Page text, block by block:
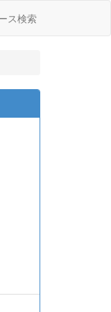
ス検索